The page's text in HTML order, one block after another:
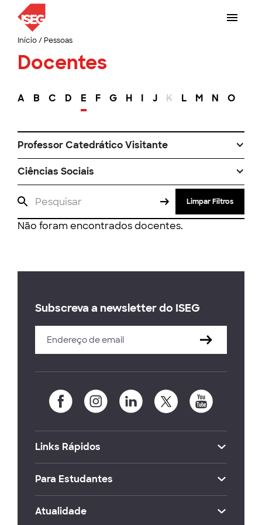
Início/ Pessoas
Docentes
A B C D E F G H I J K L M N O
Professor Catedrático Visitante
Ciências Sociais
Limpar Filtros
Não foram encontrados docentes.
Subscreva a newsletter do ISEG
Links Rápidos
Para Estudantes
Atualidade